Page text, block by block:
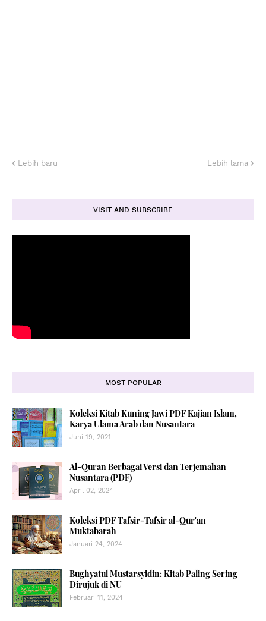
Lebih baru Lebih lama
VISIT AND SUBSCRIBE
MOST POPULAR
Koleksi Kitab Kuning Jawi PDF Kajian Islam,
Karya Ulama Arab dan Nusantara
Juni 19, 2021
Al-Quran Berbagai Versi dan Terjemahan
Nusantara (PDF)
April 02, 2024
Koleksi PDF Tafsir-Tafsir al-Qur'an
Muktabarah
Januari 24, 2024
Bughyatul Mustarsyidin: Kitab Paling Sering
Dirujuk di NU
Februari 11, 2024